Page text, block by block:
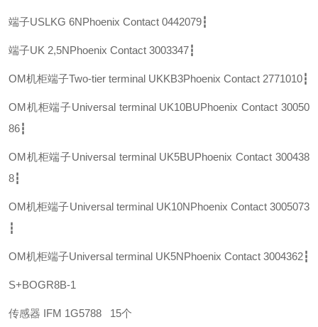
端子USLKG 6NPhoenix Contact 0442079┇
端子UK 2,5NPhoenix Contact 3003347┇
OM机柜端子Two-tier terminal UKKB3Phoenix Contact 2771010┇
OM机柜端子Universal terminal UK10BUPhoenix Contact 30050
86┇
OM机柜端子Universal terminal UK5BUPhoenix Contact 300438
8┇
OM机柜端子Universal terminal UK10NPhoenix Contact 3005073
┇
OM机柜端子Universal terminal UK5NPhoenix Contact 3004362┇
S+BOGR8B-1
传感器 IFM 1G5788 15个